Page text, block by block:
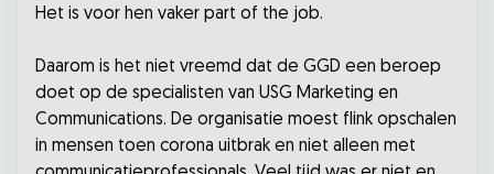
Het is voor hen vaker part of the job.
Daarom is het niet vreemd dat de GGD een beroep
doet op de specialisten van USG Marketing en
Communications. De organisatie moest flink opschalen
in mensen toen corona uitbrak en niet alleen met